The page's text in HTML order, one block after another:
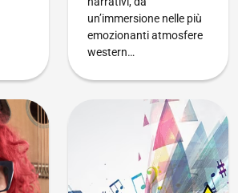
un’immersione nelle più
emozionanti atmosfere
western…